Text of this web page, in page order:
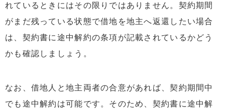
れているときにはその限りではありません。契約期間
がまだ残っている状態で借地を地主へ返還したい場合
は、契約書に途中解約の条項が記載されているかどう
かも確認しましょう。
なお、借地人と地主両者の合意があれば、契約期間中
でも途中解約は可能です。そのため、契約書に途中解